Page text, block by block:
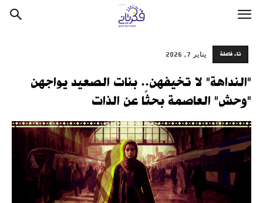
تاء فاعلة يناير 7, 2026
"النداهة" لا تخيفهن.. بنات الصعيد يواجهن
"وحش" العاصمة بحثًا عن الذات